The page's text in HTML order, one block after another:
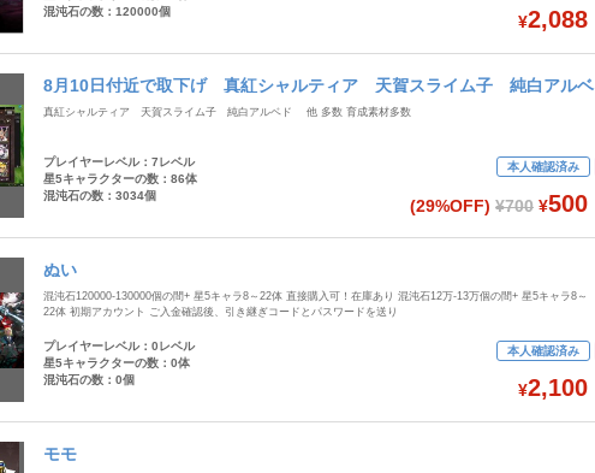
混沌石の数：120000個
¥2,088
8月10日付近で取下げ 真紅シャルティア 天賀スライム子 純白アルベ
ド 4
真紅シャルティア 天賀スライム子 純白アルベド 他 多数 育成素材多数
プレイヤーレベル：7レベル
星5キャラクターの数：86体
混沌石の数：3034個
本人確認済み
(29%OFF) ¥700 ¥500
ぬい
混沌石120000-130000個の間+ 星5キャラ8～22体 直接購入可！在庫あり 混沌石12万-13万個の間+ 星5キャラ8～
22体 初期アカウント ご入金確認後、引き継ぎコードとパスワードを送り
プレイヤーレベル：0レベル
星5キャラクターの数：0体
混沌石の数：0個
本人確認済み
¥2,100
モモ